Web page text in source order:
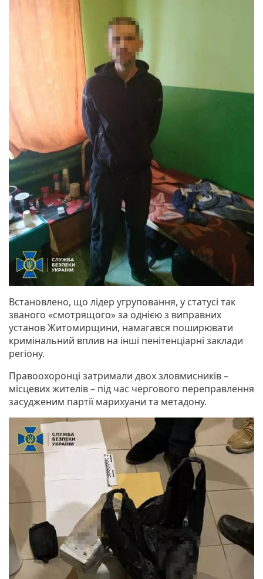
Встановлено, що лідер угруповання, у статусі так
званого «смотрящого» за однією з виправних
установ Житомирщини, намагався поширювати
кримінальний вплив на інші пенітенціарні заклади
регіону.
Правоохоронці затримали двох зловмисників –
місцевих жителів – під час чергового переправлення
засудженим партії марихуани та метадону.